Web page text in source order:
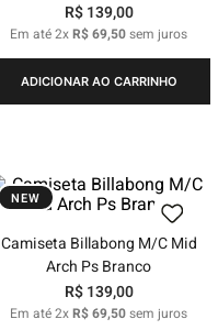
R$ 139,00
Em até2xR$69,50sem juros
ADICIONAR AO CARRINHO
NEW
Camiseta Billabong M/C Mid
Arch Ps Branco
R$ 139,00
Em até2xR$69,50sem juros